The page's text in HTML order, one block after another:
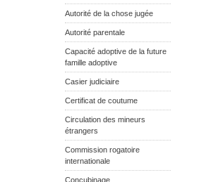
Autorité de la chose jugée
Autorité parentale
Capacité adoptive de la future
famille adoptive
Casier judiciaire
Certificat de coutume
Circulation des mineurs
étrangers
Commission rogatoire
internationale
Concubinage